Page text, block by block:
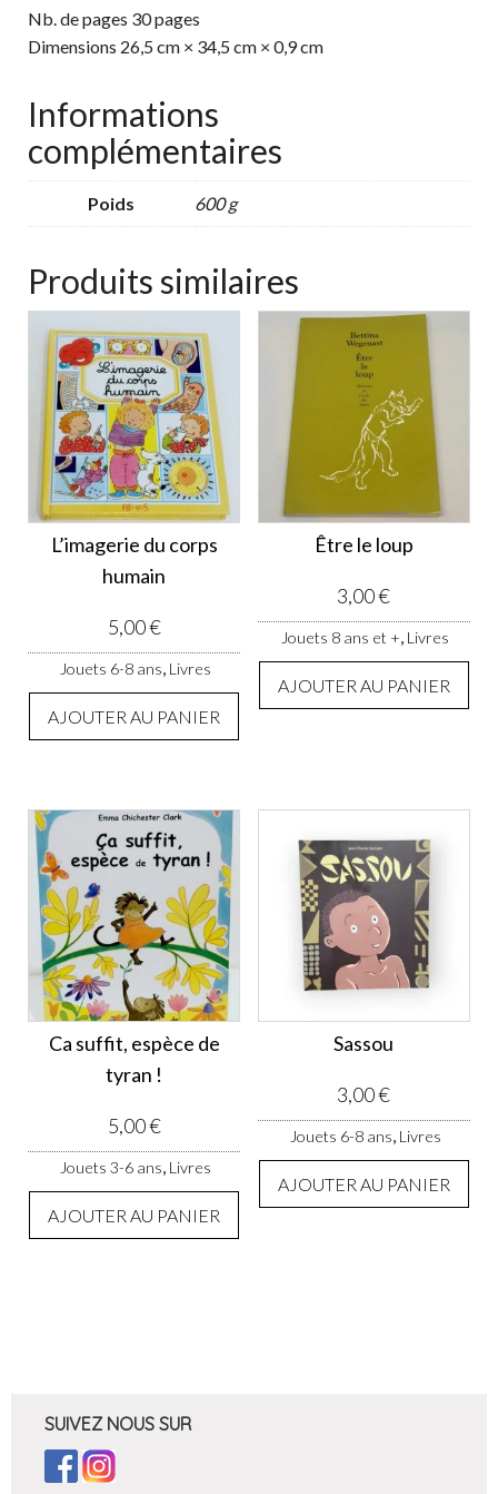
Nb. de pages 30 pages
Dimensions 26,5 cm × 34,5 cm × 0,9 cm
Informations
complémentaires
Poids 600 g
Produits similaires
L’imagerie du corps
humain
5,00€
Jouets 6-8 ans Livres
AJOUTER AU PANIER
Être le loup
3,00€
Jouets 8 ans et + Livres
AJOUTER AU PANIER
Ca suffit, espèce de
tyran !
5,00€
Jouets 3-6 ans, Livres
AJOUTER AU PANIER
Sassou
3,00€
Jouets 6-8 ans, Livres
AJOUTER AU PANIER
SUIVEZ NOUS SUR